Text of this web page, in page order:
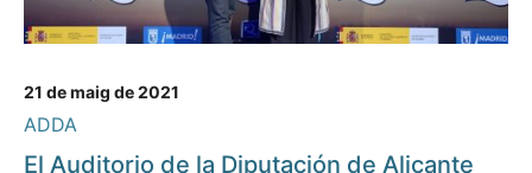
21 de maig de 2021
ADDA
El Auditorio de la Diputación de Alicante